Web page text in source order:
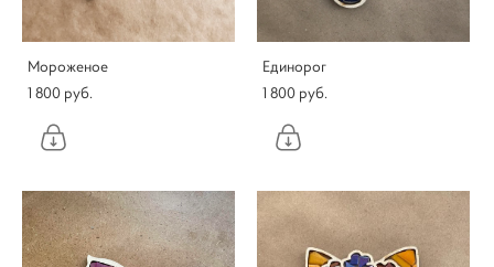
Мороженое
1 800 pуб.
Единорог
1 800 pуб.